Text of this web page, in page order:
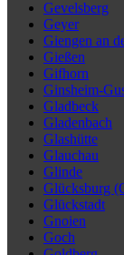
Gevelsberg
Geyer
Giengen an
Gießen
Gifhorn
Ginsheim-
Gladbeck
Gladenbach
Glashütte
Glauchau
Glinde
Glücksburg
Glückstadt
Gnoien
Goch